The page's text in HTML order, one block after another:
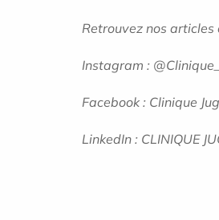
Retrouvez nos
Instagram :
Facebook : Clinique
LinkedIn : CLINIQUE